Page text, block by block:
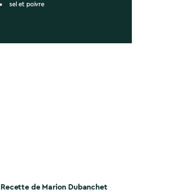
sel et poivre
Recette de Marion Dubanchet